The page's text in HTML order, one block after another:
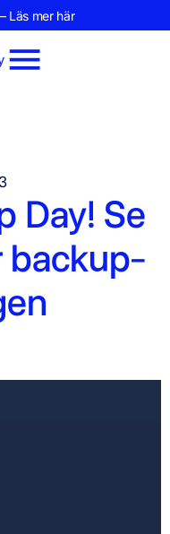
Läs mer här
Day! Se
backup-